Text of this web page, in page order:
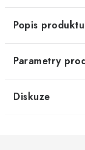
Popis produktu
Parametry
Diskuze